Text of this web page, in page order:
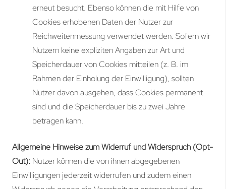
erneut besucht. Ebenso können die mit Hilfe von
Cookies erhobenen Daten der Nutzer zur
Reichweitenmessung verwendet werden. Sofern wir
Nutzern keine expliziten Angaben zur Art und
Speicherdauer von Cookies mitteilen (z. B. im
Rahmen der Einholung der Einwilligung), sollten
Nutzer davon ausgehen, dass Cookies permanent
sind und die Speicherdauer bis zu zwei Jahre
betragen kann.
Allgemeine Hinweise zum Widerruf und Widerspruch (Opt-
Out): Nutzer können die von ihnen abgegebenen
Einwilligungen jederzeit widerrufen und zudem einen